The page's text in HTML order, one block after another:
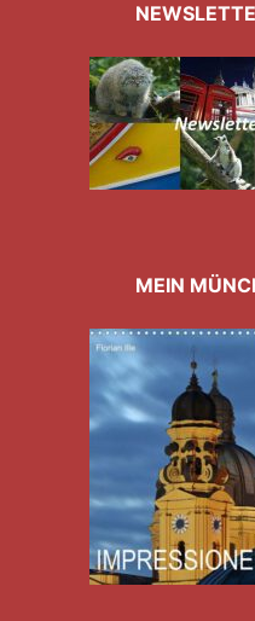
MEIN